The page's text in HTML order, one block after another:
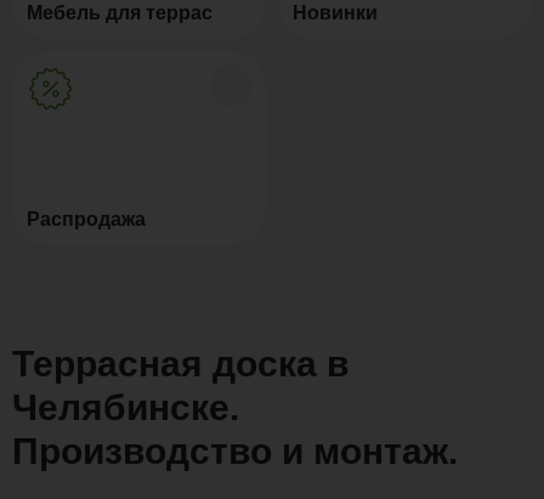
Мебель для террас Новинки
Распродажа
Террасная доска в
Челябинске.
Производство и монтаж.